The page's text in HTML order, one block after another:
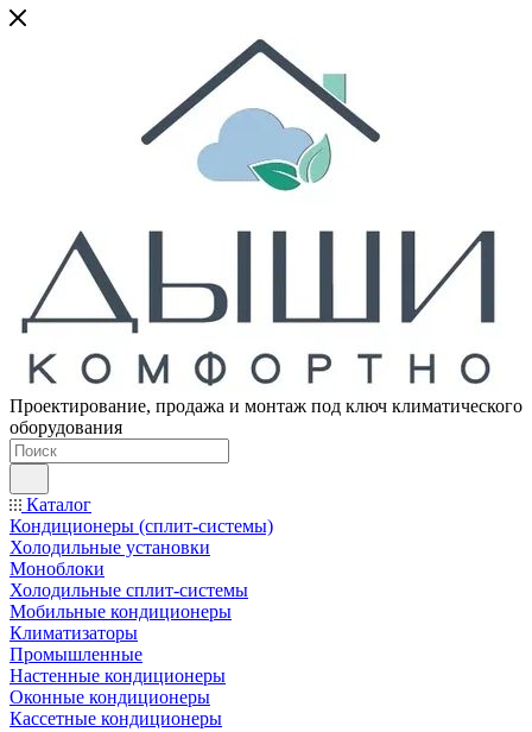
Проектирование, продажа и монтаж под ключ климатического
оборудования
Каталог
Кондиционеры (сплит-системы)
Холодильные установки
Моноблоки
Холодильные сплит-системы
Мобильные кондиционеры
Климатизаторы
Промышленные
Настенные кондиционеры
Оконные кондиционеры
Кассетные кондиционеры